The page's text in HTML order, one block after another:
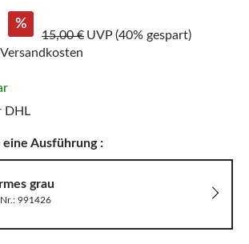
%
15,00 € UVP (40% gespart)
DHL
Ausführung :
grau
991426